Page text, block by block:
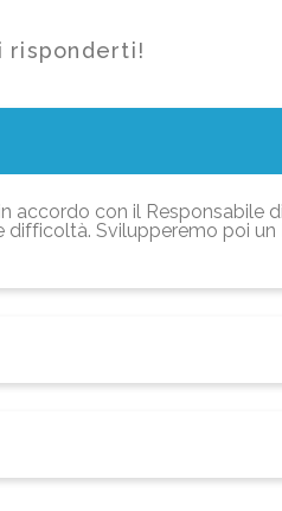
risponderti!
accordo con il Responsabile
difficoltà. Svilupperemo poi un